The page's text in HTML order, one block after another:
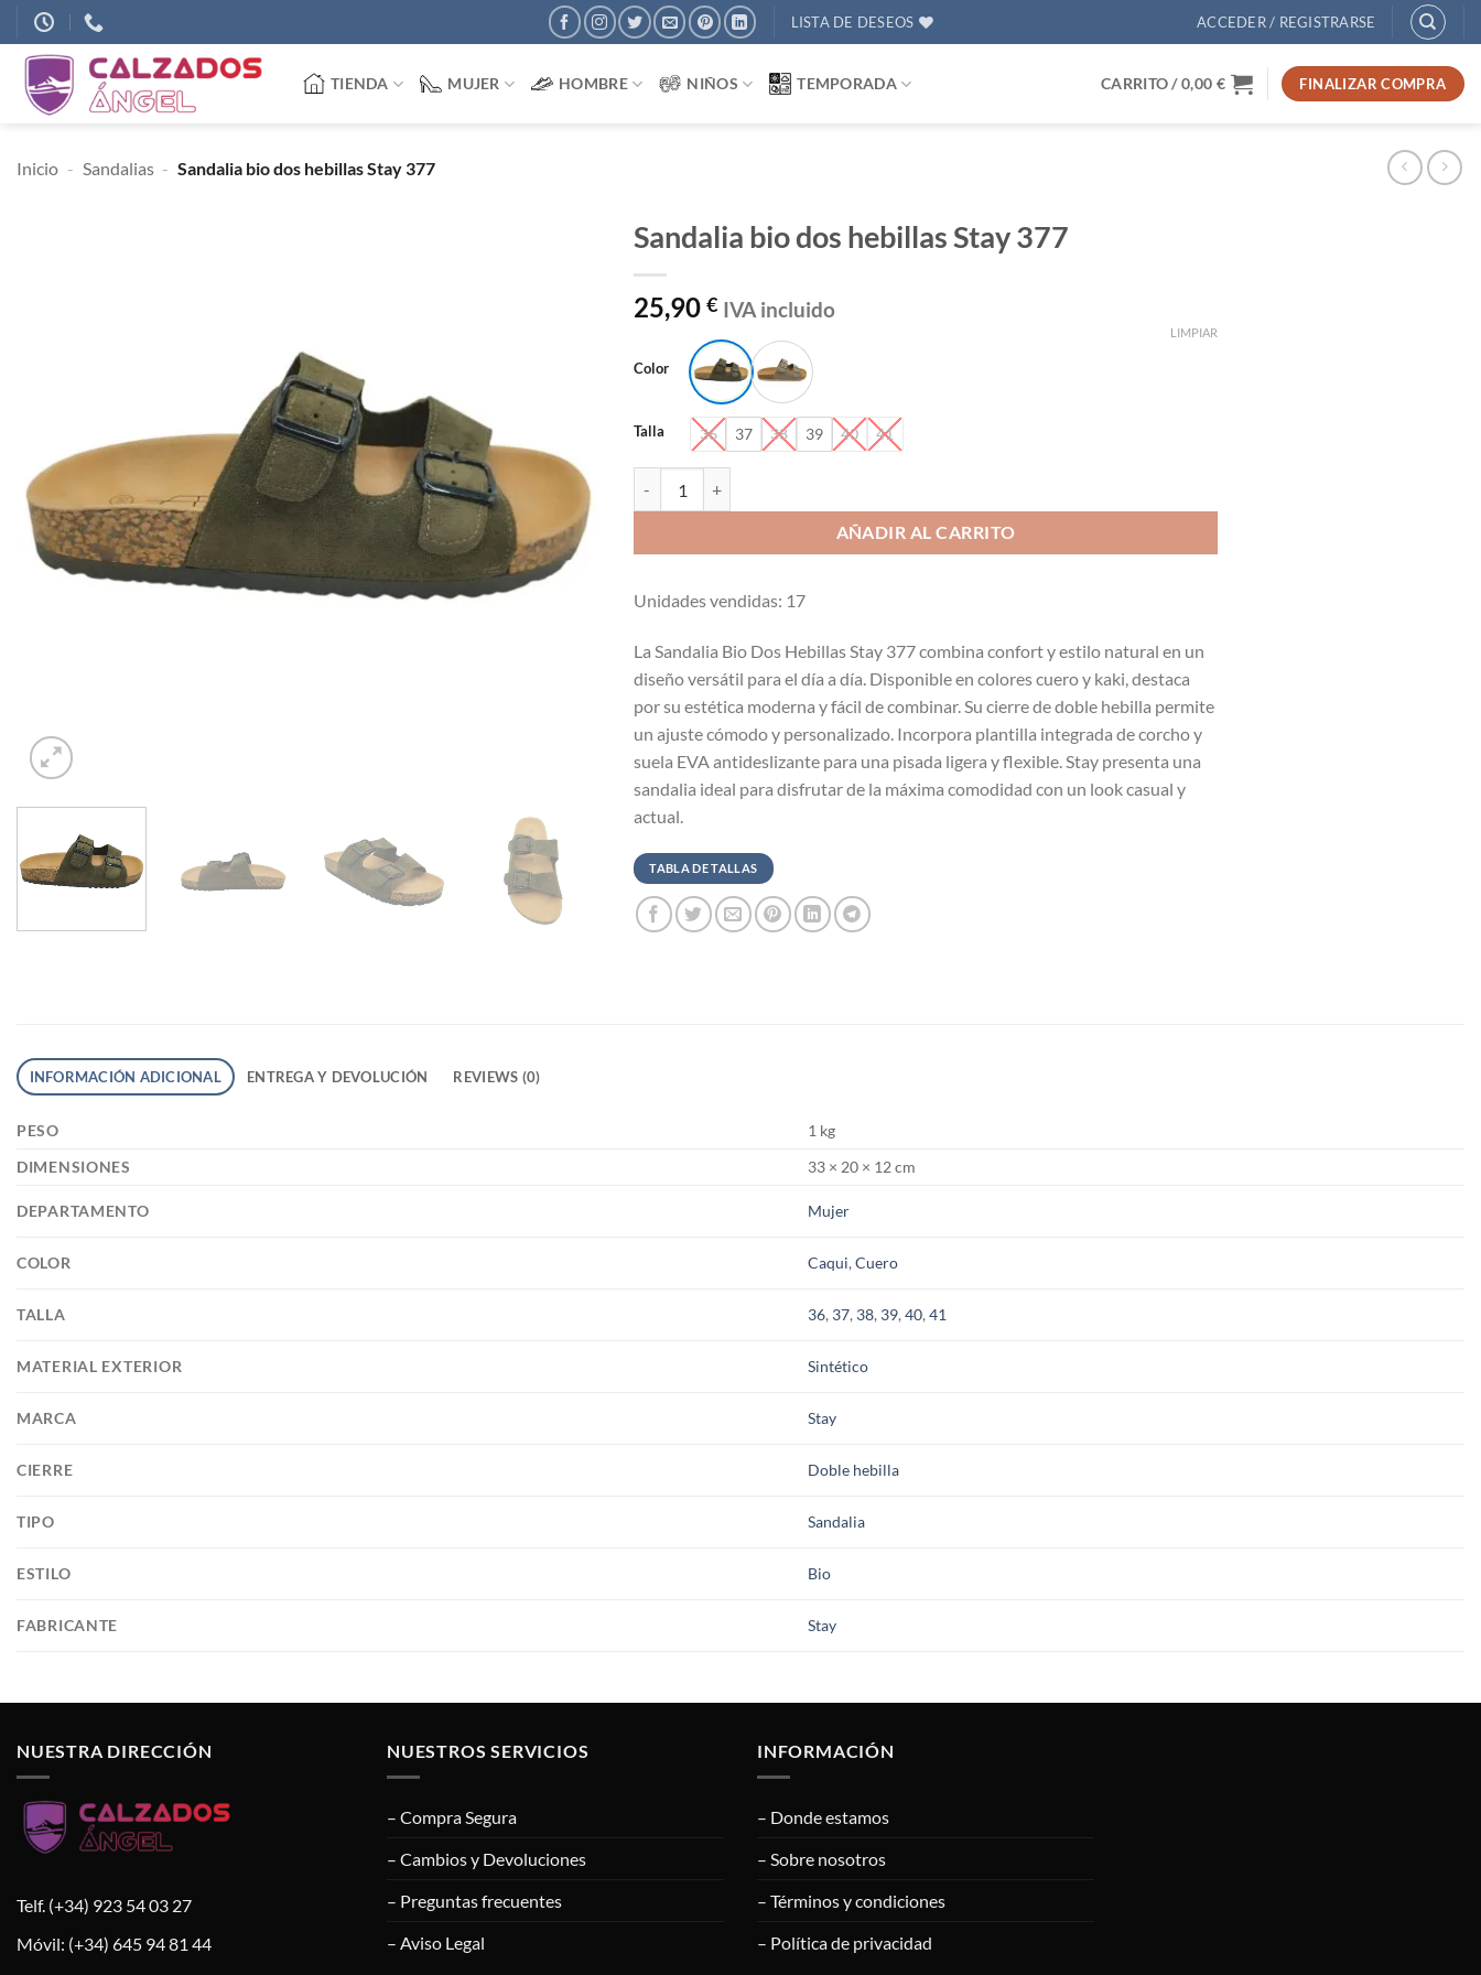
Saltar
al
contenido
LISTA DE DESEOS ACCEDER / REGISTRARSE
TIENDA MUJER HOMBRE NIÑOS TEMPORADA CARRITO /0,00 € FINALIZAR COMPRA
Inicio - Sandalias - Sandalia bio dos hebillas Stay 377
Sandalia bio dos hebillas Stay 377
25,90 € IVA incluido
Color
Talla 36 37 38 39 40 41
LIMPIAR
AÑADIR AL CARRITO
Unidades vendidas: 17
La Sandalia Bio Dos Hebillas Stay 377 combina confort y estilo natural en un
diseño versátil para el día a día. Disponible en colores cuero y kaki, destaca
por su estética moderna y fácil de combinar. Su cierre de doble hebilla permite
un ajuste cómodo y personalizado. Incorpora plantilla integrada de corcho y
suela EVA antideslizante para una pisada ligera y flexible. Stay presenta una
sandalia ideal para disfrutar de la máxima comodidad con un look casual y
actual.
TABLA DE TALLAS
INFORMACIÓN ADICIONAL ENTREGA Y DEVOLUCIÓN REVIEWS (0)
PESO
1 kg
DIMENSIONES
33 × 20 × 12 cm
DEPARTAMENTO Mujer
COLOR Caqui,Cuero
TALLA 36, 37, 38, 39,40,41
MATERIAL EXTERIOR Sintético
MARCA Stay
CIERRE Doble hebilla
TIPO Sandalia
ESTILO Bio
FABRICANTE Stay
NUESTRA DIRECCIÓN
Telf. (+34) 923 54 03 27
Móvil: (+34) 645 94 81 44
NUESTROS SERVICIOS
– Compra Segura
– Cambios y Devoluciones
– Preguntas frecuentes
– Aviso Legal
INFORMACIÓN
– Donde estamos
– Sobre nosotros
– Términos y condiciones
– Política de privacidad